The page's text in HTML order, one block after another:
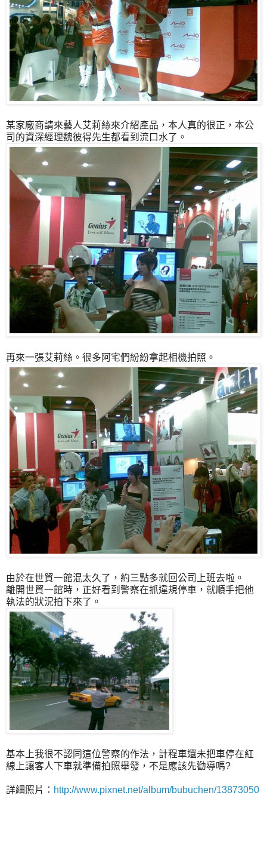
某家廠商請來藝人艾莉絲來介紹產品，本人真的很正，本公
司的資深經理魏彼得先生都看到流口水了。
再來一張艾莉絲。很多阿宅們紛紛拿起相機拍照。
由於在世貿一館混太久了，約三點多就回公司上班去啦。
離開世貿一館時，正好看到警察在抓違規停車，就順手把他
執法的狀況拍下來了。
基本上我很不認同這位警察的作法，計程車還未把車停在紅
線上讓客人下車就準備拍照舉發，不是應該先勸導嗎?
詳細照片： http://www.pixnet.net/album/bubuchen/13873050